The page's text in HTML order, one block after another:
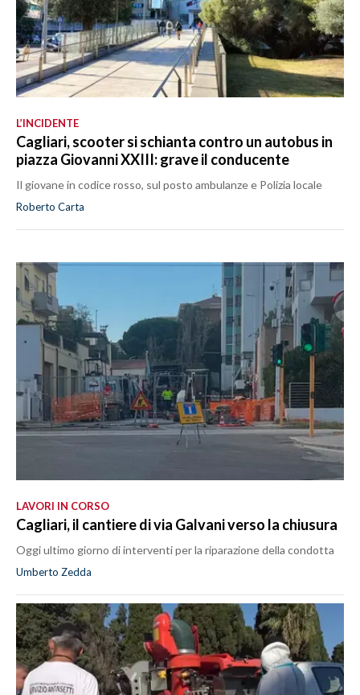
L’INCIDENTE
Cagliari, scooter si schianta contro un autobus in
piazza Giovanni XXIII: grave il conducente
Il giovane in codice rosso, sul posto ambulanze e Polizia locale
Roberto Carta
LAVORI IN CORSO
Cagliari, il cantiere di via Galvani verso la chiusura
Oggi ultimo giorno di interventi per la riparazione della condotta
Umberto Zedda